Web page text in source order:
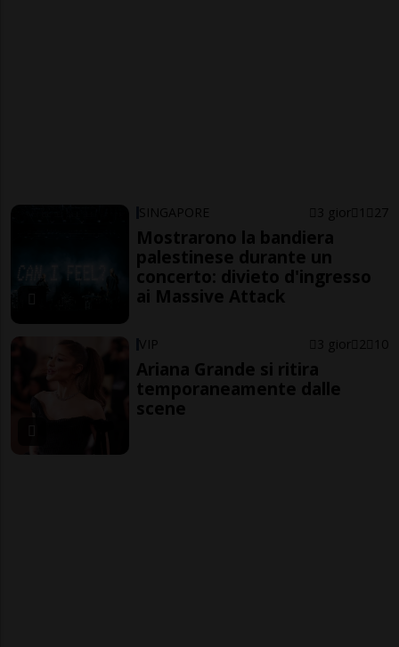
SINGAPORE 3 gior 1 27
Mostrarono la bandiera
palestinese durante un
concerto: divieto d'ingresso
ai Massive Attack
VIP 3 gior 2 10
Ariana Grande si ritira
temporaneamente dalle
scene